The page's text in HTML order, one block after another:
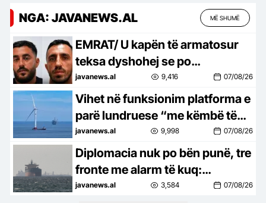
NGA: JAVANEWS.AL MË SHUMË
EMRAT/ U kapën të armatosur
teksa dyshohej se po
përgatisnin atentat me pagesë,
Gjykata liron 3 nga pesë të
arrestuarit!
javanews.al 9,416 07/08/26
Vihet në funksionim platforma e
parë lundruese “me këmbë të
tendosura” në botë për
energjinë e erës me kapacitet 16
MW
javanews.al 9,998 07/08/26
Diplomacia nuk po bën punë, tre
fronte me alarm të kuq:
Shpërthime në Hormuz, sulme
javanews.al 3,584 07/08/26